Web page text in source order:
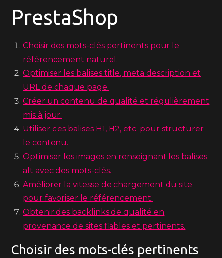
PrestaShop
Choisir des mots-clés pertinents pour le
référencement naturel.
Optimiser les balises title, meta description et
URL de chaque page.
Créer un contenu de qualité et régulièrement
mis à jour.
Utiliser des balises H1, H2, etc. pour structurer
le contenu.
Optimiser les images en renseignant les balises
alt avec des mots-clés.
Améliorer la vitesse de chargement du site
pour favoriser le référencement.
Obtenir des backlinks de qualité en
provenance de sites fiables et pertinents.
Choisir des mots-clés pertinents